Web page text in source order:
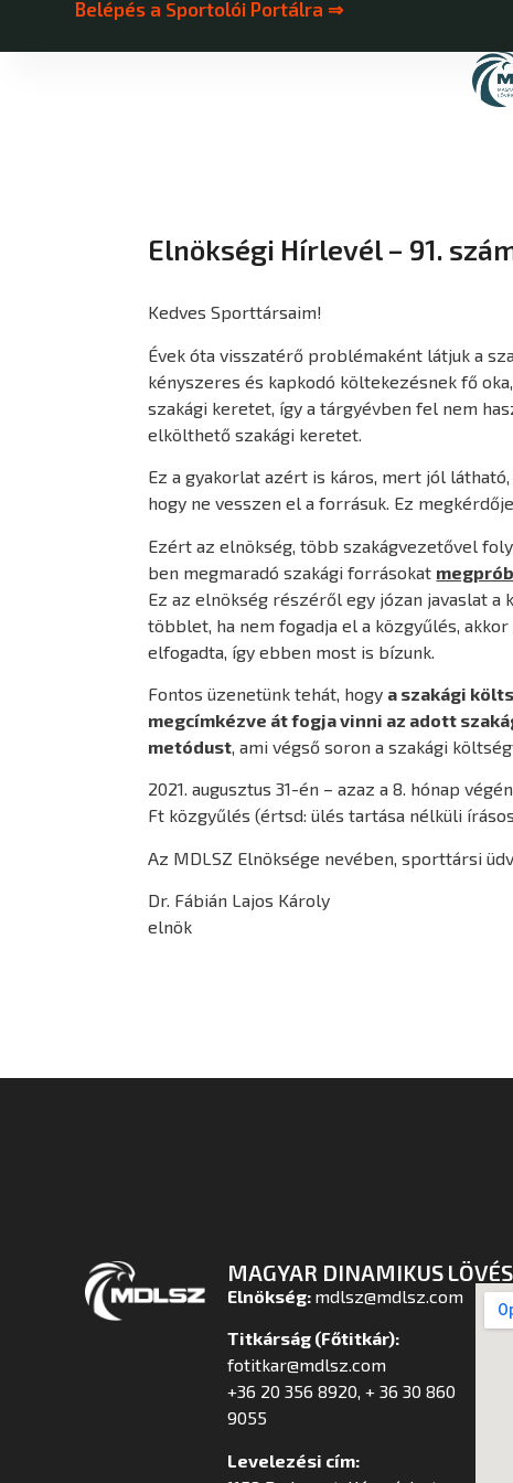
Belépés a Sportolói Portálra ⇒
Elnökségi Hírlevél – 91.
Kedves Sporttársaim!
Évek óta visszatérő problémaként látjuk a
kényszeres és kapkodó költekezésnek fő
szakági keretet, így a tárgyévben fel nem
elkölthető szakági keretet.
Ez a gyakorlat azért is káros, mert jól
hogy ne vesszen el a forrásuk. Ez
Ezért az elnökség, több szakágvezetővel
ben megmaradó szakági forrásokat
Ez az elnökség részéről egy józan javaslat
többlet, ha nem fogadja el a közgyűlés,
elfogadta, így ebben most is bízunk.
Fontos üzenetünk tehát, hogy a szakági
megcímkézve át fogja vinni az adott
metódust, ami végső soron a szakági
2021. augusztus 31-én – azaz a 8. hónap
Ft közgyűlés (értsd: ülés tartása nélküli
Az MDLSZ Elnöksége nevében, sporttársi
Dr. Fábián Lajos Károly
elnök
MAGYAR DINAMIKUS
Elnökség: mdlsz@mdlsz.com
Titkárság (Főtitkár):
fotitkar@mdlsz.com
+36 20 356 8920, + 36 30 860
9055
Levelezési cím: